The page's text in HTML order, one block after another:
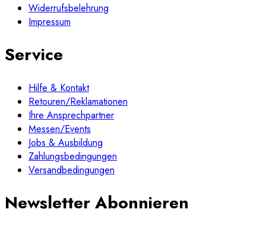
Widerrufsbelehrung
Impressum
Service
Hilfe & Kontakt
Retouren/Reklamationen
Ihre Ansprechpartner
Messen/Events
Jobs & Ausbildung
Zahlungsbedingungen
Versandbedingungen
Newsletter Abonnieren